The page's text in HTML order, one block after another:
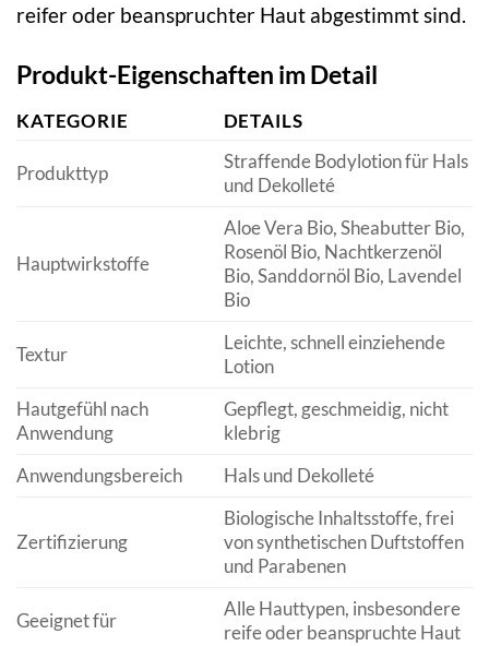
reifer oder beanspruchter Haut abgestimmt sind.
Produkt-Eigenschaften im Detail
KATEGORIE DETAILS
Produkttyp
Straffende Bodylotion für Hals
und Dekolleté
Hauptwirkstoffe
Aloe Vera Bio, Sheabutter Bio,
Rosenöl Bio, Nachtkerzenöl
Bio, Sanddornöl Bio, Lavendel
Bio
Textur
Leichte, schnell einziehende
Lotion
Hautgefühl nach
Anwendung
Gepflegt, geschmeidig, nicht
klebrig
Anwendungsbereich
Hals und Dekolleté
Zertifizierung
Biologische Inhaltsstoffe, frei
von synthetischen Duftstoffen
und Parabenen
Geeignet für
Alle Hauttypen, insbesondere
reife oder beanspruchte Haut